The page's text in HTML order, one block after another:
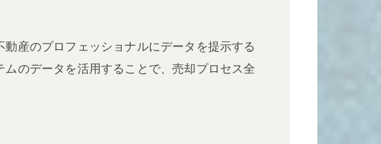
産のプロフェッショナルにデータを提示する
のデータを活用することで、売却プロセス全